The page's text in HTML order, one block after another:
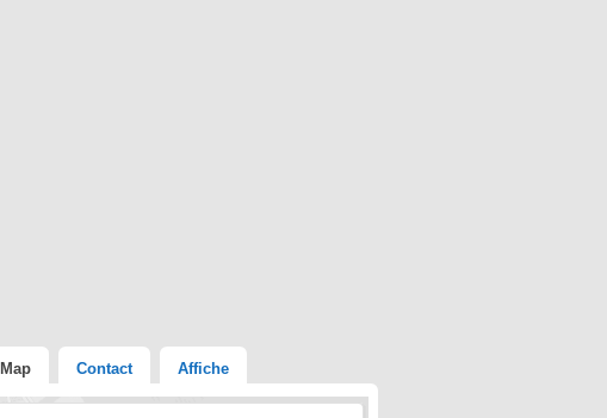
Map Contact Affiche